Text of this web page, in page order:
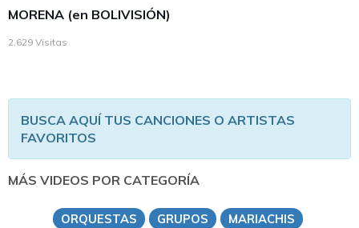
MORENA (en BOLIVISIÓN)
2,629 Visitas
BUSCA AQUÍ TUS CANCIONES O ARTISTAS
FAVORITOS
MÁS VIDEOS POR CATEGORÍA
ORQUESTAS GRUPOS
MARIACHIS